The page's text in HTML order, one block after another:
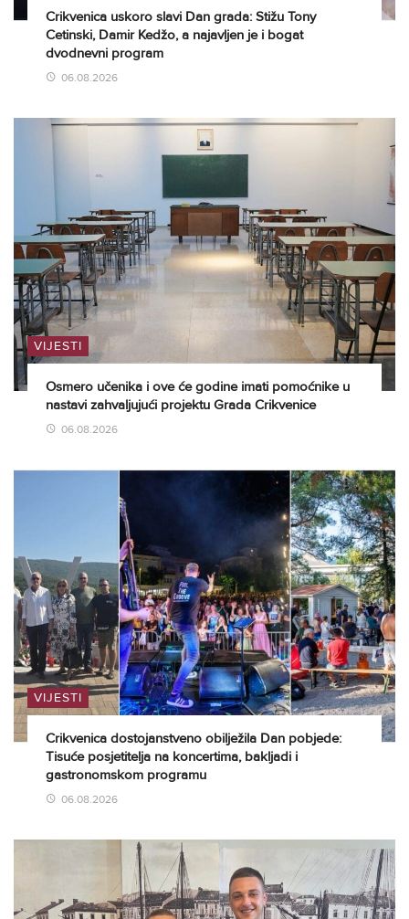
Crikvenica uskoro slavi Dan grada: Stižu Tony
Cetinski, Damir Kedžo, a najavljen je i bogat
dvodnevni program
06.08.2026
VIJESTI
Osmero učenika i ove će godine imati pomoćnike u
nastavi zahvaljujući projektu Grada Crikvenice
06.08.2026
VIJESTI
Crikvenica dostojanstveno obilježila Dan pobjede:
Tisuće posjetitelja na koncertima, bakljadi i
gastronomskom programu
06.08.2026